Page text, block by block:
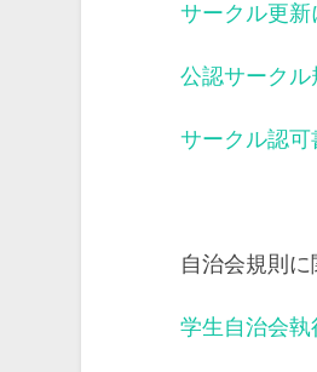
サークル更
公認サークル
サークル認可
自治会規則
学生自治会執